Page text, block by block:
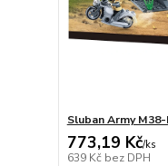
Sluban Army
773,19 Kč/ks
639 Kč bez DPH